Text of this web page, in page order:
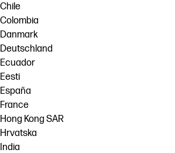
Chile
Colombia
Danmark
Deutschland
Ecuador
Eesti
España
France
Hong Kong SAR
Hrvatska
India